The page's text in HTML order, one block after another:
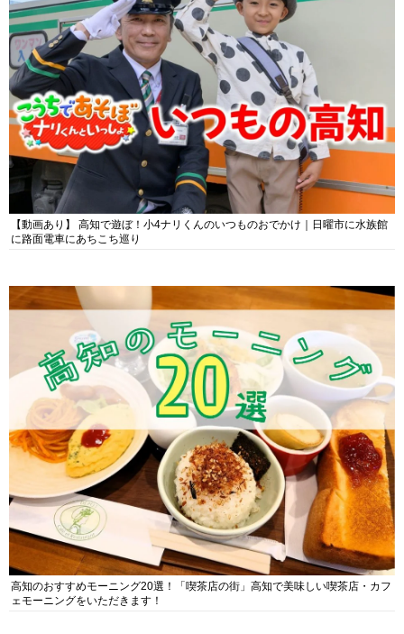
【動画あり】 高知で遊ぼ！小4ナリくんのいつものおでかけ｜日曜市に水族館
に路面電車にあちこち巡り
高知のおすすめモーニング20選！「喫茶店の街」高知で美味しい喫茶店・カフ
ェモーニングをいただきます！